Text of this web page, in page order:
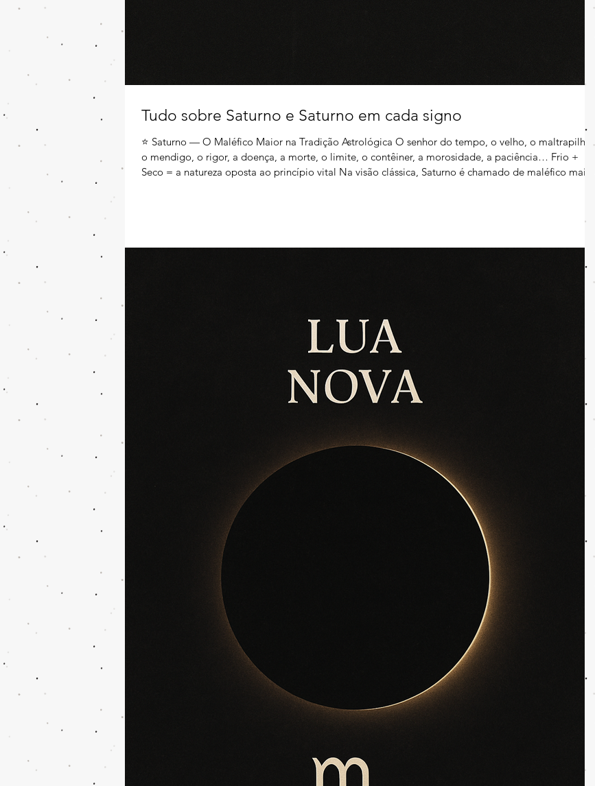
Tudo sobre Saturno e Saturno em cada signo
⭐ Saturno — O Maléfico Maior na Tradição Astrológica O senhor do tempo, o velho, o maltrapilho,
o mendigo, o rigor, a doença, a morte, o limite, o contêiner, a morosidade, a paciência… Frio +
Seco = a natureza oposta ao princípio vital Na visão clássica, Saturno é chamado de maléfico maior